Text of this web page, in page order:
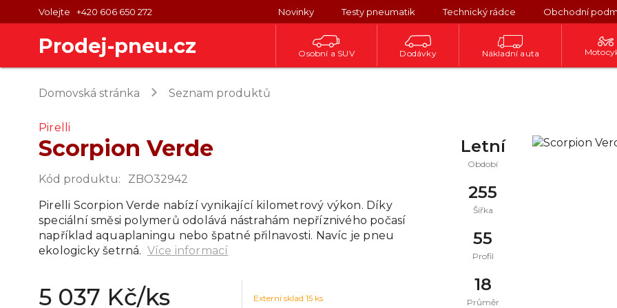
Volejte +420 606 650 272 Novinky Testy pneumatik Technický rádce Obchodní
Prodej-pneu.cz Osobní a SUV Dodávky Nákladní auta
Domovská stránka keyboard_arrow_right Seznam produktů
Pirelli
Scorpion Verde
Kód produktu:
ZBO32942
Pirelli Scorpion Verde nabízí vynikající kilometrový výkon. Díky
speciální směsi polymerů odolává nástrahám nepříznivého počasí
například aquaplaningu nebo špatné přilnavosti. Navíc je pneu
ekologicky šetrná. Více informací
5 037 Kč/ks Externí sklad 15ks
Letní
Období
255
Šířka
55
Profil
18
Průměr